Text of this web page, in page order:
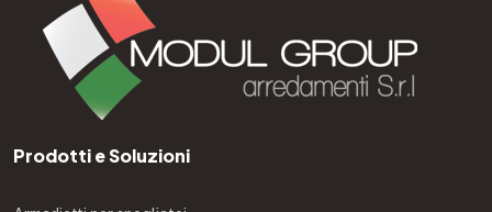
Prodotti e Soluzioni